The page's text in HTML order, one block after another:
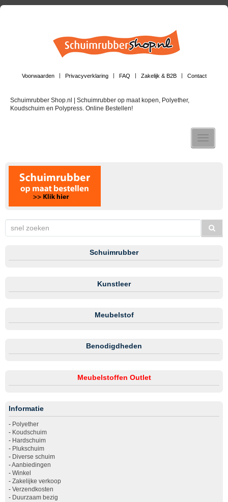
Voorwaarden Privacyverklaring FAQ Zakelijk & B2B Contact
Schuimrubber Shop.nl | Schuimrubber op maat kopen, Polyether,
Koudschuim en Polypress. Online Bestellen!
Toggle
Schuimrubber
Kunstleer
Meubelstof
Benodigdheden
Meubelstoffen Outlet
Informatie
- Polyether
- Koudschuim
- Hardschuim
- Plukschuim
- Diverse schuim
-Aanbiedingen
- Winkel
- Zakelijke verkoop
- Verzendkosten
- Duurzaam bezig